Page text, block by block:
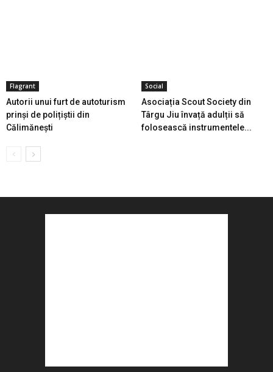
Flagrant
Autorii unui furt de autoturism
prinși de polițiștii din
Călimănești
Social
Asociația Scout Society din
Târgu Jiu învață adulții să
folosească instrumentele...